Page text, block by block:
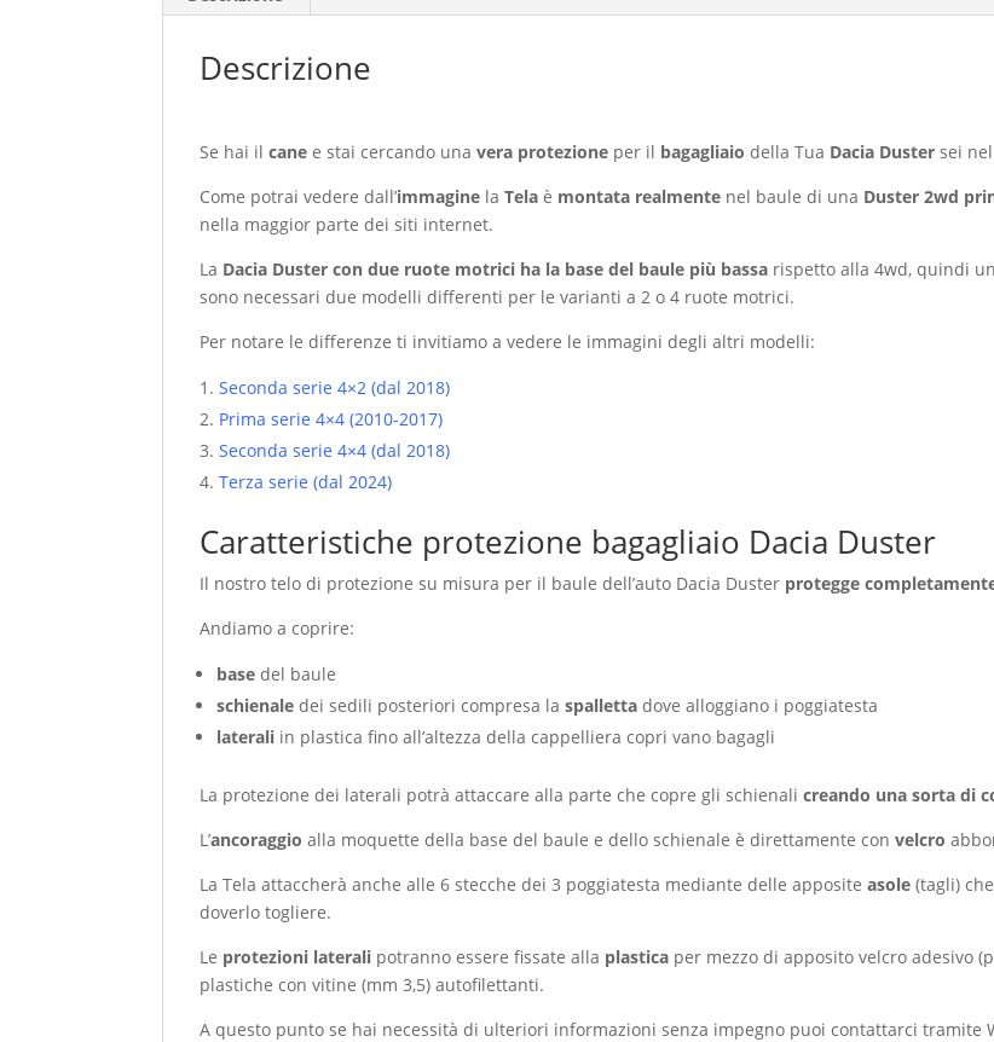
Descrizione
Se hai ilcane e stai cercando unavera protezione per il bagagliaio della Tua Dacia Dustersei
Come potrai vedere dall’immagine laTela è montata realmente nel baule di una Duster 2wd
nella maggior parte dei siti internet.
La Dacia Duster con due ruote motrici ha la base del baule più bassa rispetto alla 4wd, quindi
sono necessari due modelli differenti per le varianti a 2 o 4 ruote motrici.
Per notare le differenze ti invitiamo a vedere le immagini degli altri modelli:
Seconda serie 4×2 (dal 2018)
Prima serie 4×4 (2010-2017)
Seconda serie 4×4 (dal 2018)
Terza serie (dal 2024)
Caratteristiche protezione bagagliaio Dacia Duster
Il nostro telo di protezione su misura per il baule dell’auto Dacia Duster protegge
Andiamo a coprire:
base del baule
schienale dei sedili posteriori compresa laspalletta dove alloggiano i poggiatesta
laterali in plastica fino all’altezza della cappelliera copri vano bagagli
La protezione dei laterali potrà attaccare alla parte che copre gli schienalicreando una sorta di
L’ancoraggio alla moquette della base del baule e dello schienale è direttamente convelcro
La Tela attaccherà anche alle 6 stecche dei 3 poggiatesta mediante delle appositeasole (tagli)
doverlo togliere.
Le protezioni laterali potranno essere fissate alla plastica per mezzo di apposito velcro adesivo
plastiche con vitine (mm 3,5) autofilettanti.
A questo punto se hai necessità di ulteriori informazioni senza impegno puoi contattarci tramite